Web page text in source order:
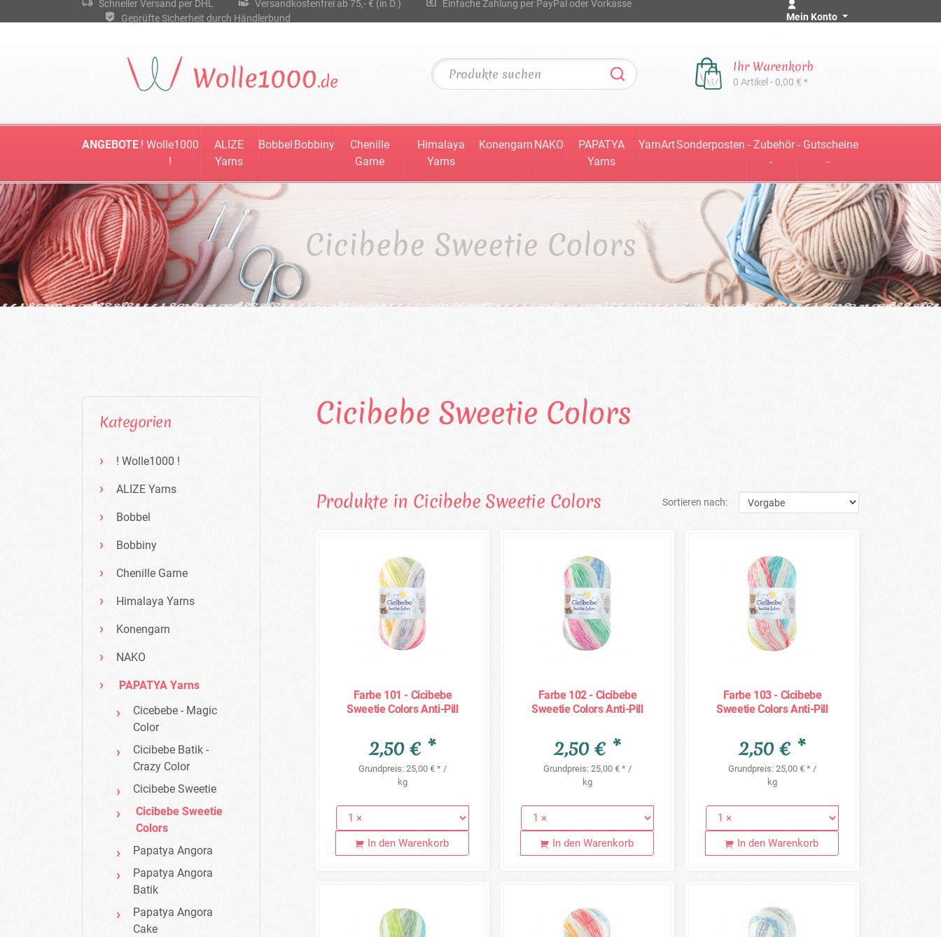
Schneller Versand per DHL Versandkostenfrei ab 75,- € (in D.)
Einfache Zahlung per PayPal oder Vorkasse
Geprüfte Sicherheit durch Händlerbund
Mein Konto
Ihr Warenkorb
0 Artikel - 0,00 € *
ANGEBOTE ! Wolle1000
!
ALIZE
Yarns
Bobbel Bobbiny
Chenille
Garne
Himalaya
Yarns
Konengarn NAKO
PAPATYA
Yarns
YarnArtSonderposten - Zubehör
-
- Gutscheine
-
Cicibebe Sweetie Colors
Cicibebe Sweetie Colors
Produkte in Cicibebe Sweetie Colors Sortieren nach:
Farbe 101 - Cicibebe
Sweetie Colors Anti-Pill
2,50 € *
Grundpreis: 25,00 € * /
kg
In den Warenkorb
Farbe 102 - Cicibebe
Sweetie Colors Anti-Pill
2,50 € *
Grundpreis: 25,00 € * /
kg
In den Warenkorb
Farbe 103 - Cicibebe
Sweetie Colors Anti-Pill
2,50 € *
Grundpreis: 25,00 € * /
kg
In den Warenkorb
Kategorien
! Wolle1000 !
ALIZE Yarns
Bobbel
Bobbiny
Chenille Garne
Himalaya Yarns
Konengarn
NAKO
PAPATYA Yarns
Cicebebe - Magic
Color
Cicibebe Batik -
Crazy Color
Cicibebe Sweetie
Cicibebe Sweetie
Colors
Papatya Angora
Papatya Angora
Batik
Papatya Angora
Cake